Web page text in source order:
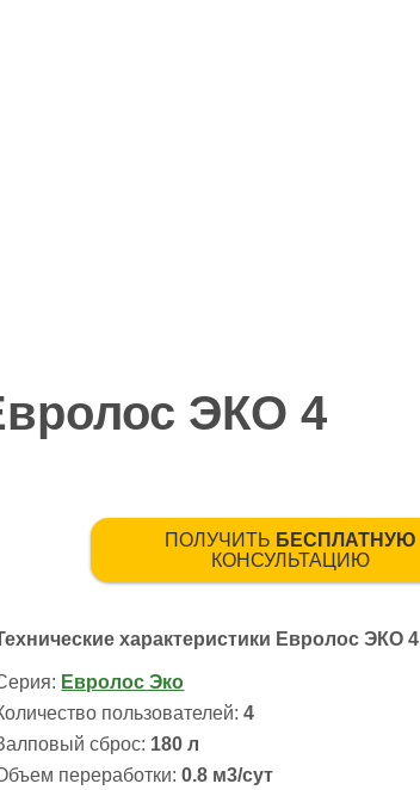
ЭКО 4
ПОЛУЧИТЬ БЕСПЛАТНУЮ
КОНСУЛЬТАЦИЮ
характеристики Евролос ЭКО 4
Евролос Эко
пользователей:4
сброс: 180 л
переработки:0.8 м3/сут